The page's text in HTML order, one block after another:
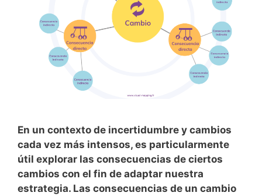
En un contexto de incertidumbre y cambios
cada vez más intensos, es particularmente
útil explorar las consecuencias de ciertos
cambios con el fin de adaptar nuestra
estrategia. Las consecuencias de un cambio